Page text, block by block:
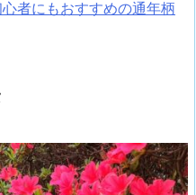
者にもおすすめの通年柄